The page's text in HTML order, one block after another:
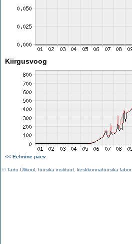
Kiirgusvoog
<< Eelmine päev
©Tartu Ülikool füüsika instituut keskkonnafüüsika labor